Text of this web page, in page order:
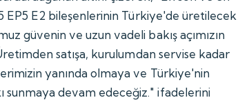
EP5 E2 bileşenlerinin Türkiye'de üretilecek
güvenin ve uzun vadeli bakış açımızın
satışa, kurulumdan servise kadar
yanında olmaya ve Türkiye'nin
sunmaya devam edeceğiz." ifadelerini